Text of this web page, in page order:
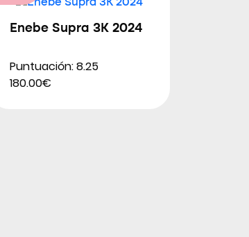
Enebe Supra 3K 2024
Puntuación: 8.25
180.00€